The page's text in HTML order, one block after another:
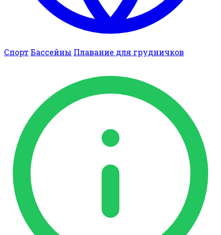
Спорт Бассейны Плавание для грудничков